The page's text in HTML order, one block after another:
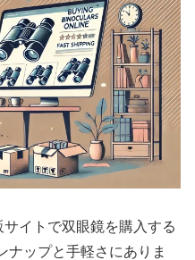
イトで双眼鏡を購入する
ナップと手軽さにありま